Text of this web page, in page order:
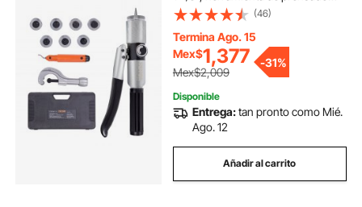
hidráulico HAVC con 7 cabezales
expansores, herramienta de
desbarbado y cortador de tubos
para tubos de cobre, aluminio, latón
y acero dulce.
(46)
Termina Ago. 15
Mex$1,377
Mex$2,009
-31%
Disponible
Entrega:tan pronto como Mié.
Ago. 12
Añadir al carrito